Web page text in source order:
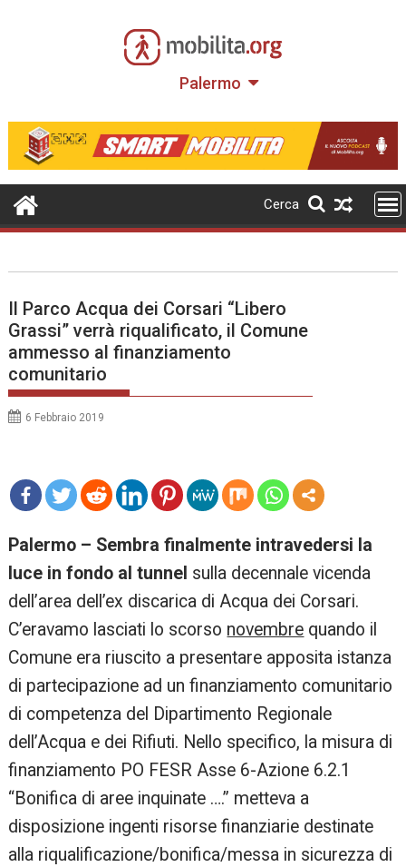
Palermo
Cerca
Il Parco Acqua dei Corsari “Libero
Grassi” verrà riqualificato, il Comune
ammesso al finanziamento
comunitario
6 Febbraio 2019
re
Palermo – Sembra finalmente intravedersi la
luce in fondo al tunnel sulla decennale vicenda
dell’area dell’ex discarica di Acqua dei Corsari.
C’eravamo lasciati lo scorso novembre quando il
Comune era riuscito a presentare apposita istanza
di partecipazione ad un finanziamento comunitario
di competenza del Dipartimento Regionale
dell’Acqua e dei Rifiuti. Nello specifico, la misura di
finanziamento PO FESR Asse 6-Azione 6.2.1
“Bonifica di aree inquinate ….” metteva a
disposizione ingenti risorse finanziarie destinate
alla riqualificazione/bonifica/messa in sicurezza di